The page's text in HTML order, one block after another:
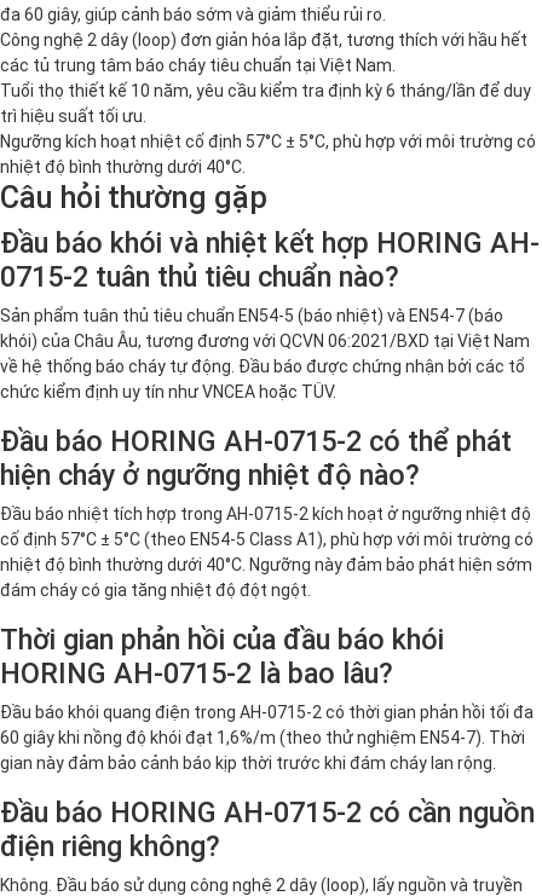
đa 60 giây, giúp cảnh báo sớm và giảm thiểu rủi ro.
Công nghệ 2 dây (loop) đơn giản hóa lắp đặt, tương thích với hầu hết
các tủ trung tâm báo cháy tiêu chuẩn tại Việt Nam.
Tuổi thọ thiết kế 10 năm, yêu cầu kiểm tra định kỳ 6 tháng/lần để duy
trì hiệu suất tối ưu.
Ngưỡng kích hoạt nhiệt cố định 57°C ± 5°C, phù hợp với môi trường có
nhiệt độ bình thường dưới 40°C.
Câu hỏi thường gặp
Đầu báo khói và nhiệt kết hợp HORING AH-
0715-2 tuân thủ tiêu chuẩn nào?
Sản phẩm tuân thủ tiêu chuẩn EN54-5 (báo nhiệt) và EN54-7 (báo
khói) của Châu Âu, tương đương với QCVN 06:2021/BXD tại Việt Nam
về hệ thống báo cháy tự động. Đầu báo được chứng nhận bởi các tổ
chức kiểm định uy tín như VNCEA hoặc TÜV.
Đầu báo HORING AH-0715-2 có thể phát
hiện cháy ở ngưỡng nhiệt độ nào?
Đầu báo nhiệt tích hợp trong AH-0715-2 kích hoạt ở ngưỡng nhiệt độ
cố định 57°C ± 5°C (theo EN54-5 Class A1), phù hợp với môi trường có
nhiệt độ bình thường dưới 40°C. Ngưỡng này đảm bảo phát hiện sớm
đám cháy có gia tăng nhiệt độ đột ngột.
Thời gian phản hồi của đầu báo khói
HORING AH-0715-2 là bao lâu?
Đầu báo khói quang điện trong AH-0715-2 có thời gian phản hồi tối đa
60 giây khi nồng độ khói đạt 1,6%/m (theo thử nghiệm EN54-7). Thời
gian này đảm bảo cảnh báo kịp thời trước khi đám cháy lan rộng.
Đầu báo HORING AH-0715-2 có cần nguồn
điện riêng không?
Không. Đầu báo sử dụng công nghệ 2 dây (loop), lấy nguồn và truyền